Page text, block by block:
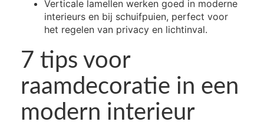
Verticale lamellen werken goed in moderne
interieurs en bij schuifpuien, perfect voor
het regelen van privacy en lichtinval.
7 tips voor
raamdecoratie in een
modern interieur